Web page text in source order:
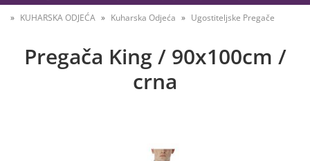
KUHARSKA ODJEĆA Kuharska Odjeća Ugostiteljske Pregače
Pregača King / 90x100cm /
crna